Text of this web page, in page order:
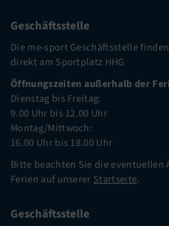
Geschäftsstelle
Die me-sport Geschäftsstelle
direkt am Sportplatz HHG
Öffnungszeiten außerhalb der
Dienstag bis Freitag:
9.00 Uhr bis 12.00 Uhr
Montag/Mittwoch:
16.00 Uhr bis 18.00 Uhr
Bitte beachten Sie die eventuellen
Ferien auf unserer Startseite.
Geschäftsstelle